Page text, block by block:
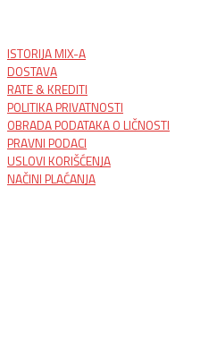
ISTORIJA MIX-A
DOSTAVA
RATE & KREDITI
POLITIKA PRIVATNOSTI
OBRADA PODATAKA O LIČNOSTI
PRAVNI PODACI
USLOVI KORIŠĆENJA
NAČINI PLAĆANJA